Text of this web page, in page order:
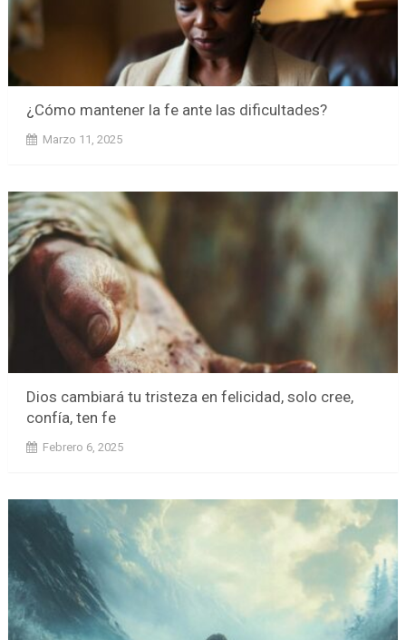
¿Cómo mantener la fe ante las dificultades?
Marzo 11, 2025
Dios cambiará tu tristeza en felicidad, solo cree,
confía, ten fe
Febrero 6, 2025